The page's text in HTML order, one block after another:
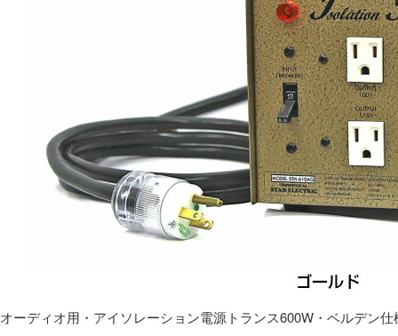
オーディオ用・アイソレーション電源トランス600W・ベルデン仕